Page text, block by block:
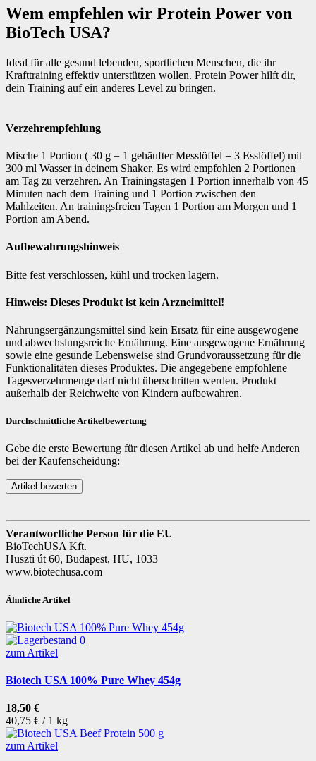
Wem empfehlen wir Protein Power von
BioTech USA?
Ideal für alle gesund lebenden, sportlichen Menschen, die ihr
Krafttraining effektiv unterstützen wollen. Protein Power hilft dir,
dein Training auf ein anderes Level zu bringen.
Verzehrempfehlung
Mische 1 Portion ( 30 g = 1 gehäufter Messlöffel = 3 Esslöffel) mit
300 ml Wasser in deinem Shaker. Es wird empfohlen 2 Portionen
am Tag zu verzehren. An Trainingstagen 1 Portion innerhalb von 45
Minuten nach dem Training und 1 Portion zwischen den
Mahlzeiten. An trainingsfreien Tagen 1 Portion am Morgen und 1
Portion am Abend.
Aufbewahrungshinweis
Bitte fest verschlossen, kühl und trocken lagern.
Hinweis: Dieses Produkt ist kein Arzneimittel!
Nahrungsergänzungsmittel sind kein Ersatz für eine ausgewogene
und abwechslungsreiche Ernährung. Eine ausgewogene Ernährung
sowie eine gesunde Lebensweise sind Grundvoraussetzung für die
Funktionalitäten dieses Produktes. Die angegebene empfohlene
Tagesverzehrmenge darf nicht überschritten werden. Produkt
außerhalb der Reichweite von Kindern aufbewahren.
Durchschnittliche Artikelbewertung
Gebe die erste Bewertung für diesen Artikel ab und helfe Anderen
bei der Kaufenscheidung:
Verantwortliche Person für die EU
BioTechUSA Kft.
Huszti út 60, Budapest, HU, 1033
www.biotechusa.com
Ähnliche Artikel
zum Artikel
Biotech USA 100% Pure Whey 454g
18,50 €
40,75 € / 1 kg
zum Artikel